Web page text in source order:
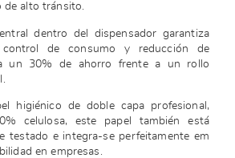
de alto tránsito.
dentro del dispensador garantiza
control de consumo y reducción de
un 30% de ahorro frente a un rollo
higiénico de doble capa profesional,
celulosa, este papel también está
testado e integra-se perfeitamente em
en empresas.